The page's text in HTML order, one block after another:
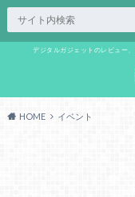
デジタルガジェットのレビュー
HOME イベント